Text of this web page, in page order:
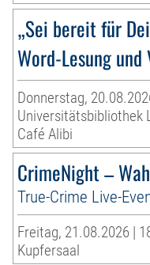
„Sei bereit für
Word-Lesung
Donnerstag,
Universitätsbibliothek
Café Alibi
CrimeNight –
True-Crime Live-
Freitag, 21.08.2026 |
Kupfersaal